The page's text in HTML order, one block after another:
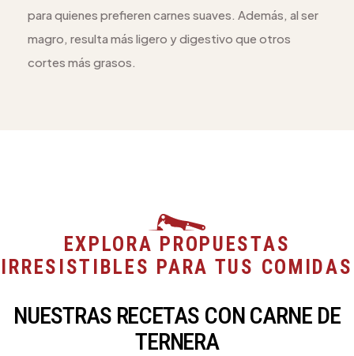
para quienes prefieren carnes suaves. Además, al ser
magro, resulta más ligero y digestivo que otros
cortes más grasos.
EXPLORA PROPUESTAS
IRRESISTIBLES PARA TUS COMIDAS
NUESTRAS RECETAS CON CARNE DE
TERNERA